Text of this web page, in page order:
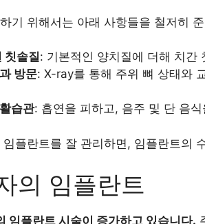
기 위해서는 아래 사항들을 철저히
칫솔질: 기본적인 양치질에 더해 치간
방문: X-ray를 통해 주위 뼈 상태와
습관: 흡연을 피하고, 음주 및 단 음
플란트를 잘 관리하면, 임플란트의
의 임플란트
임플란트 시술이 증가하고 있습니다.